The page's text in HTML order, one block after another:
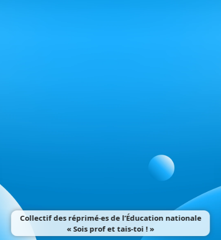
Collectif des réprimé‧es de l’Éducation nationale
« Sois prof et tais-toi ! »